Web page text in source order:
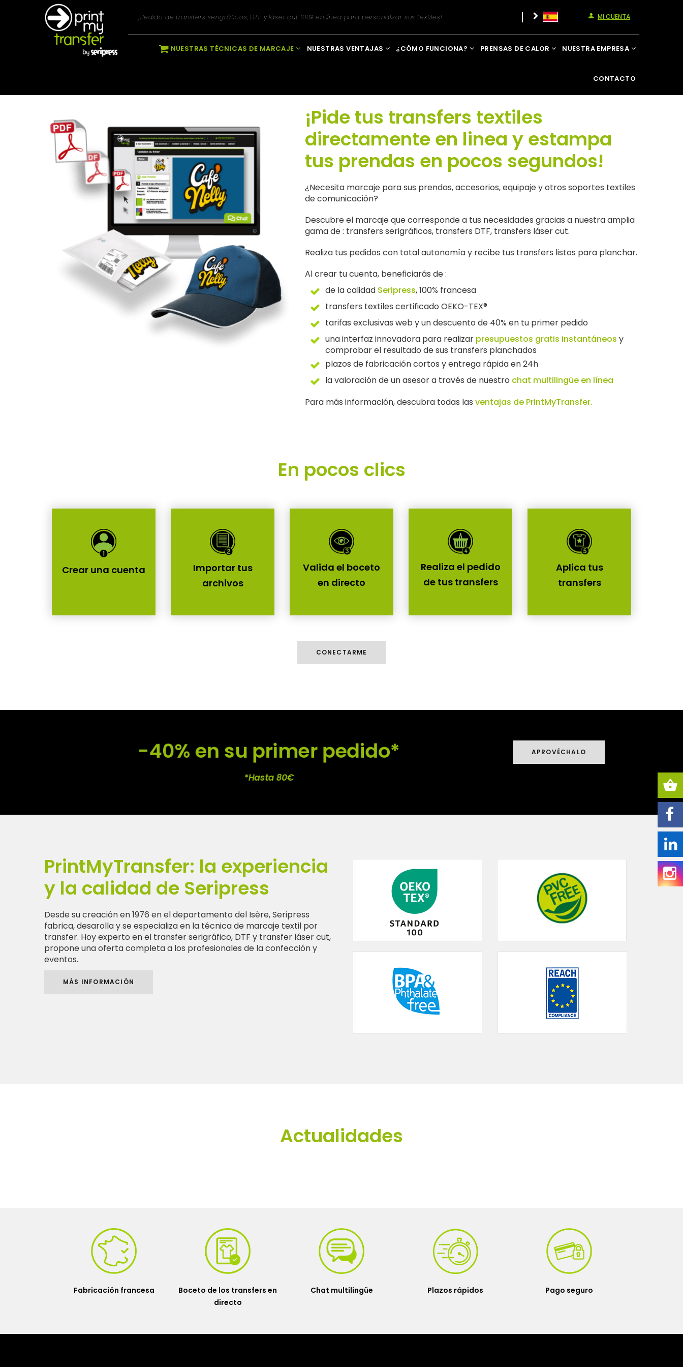
¡Pedido de transfers serigráficos, DTF y láser cut 100% en línea para personalizar sus textiles! MI CUENTA
NUESTRAS TÉCNICAS DE MARCAJE NUESTRAS VENTAJAS ¿CÓMO FUNCIONA? PRENSAS DE CALOR NUESTRA EMPRESA
CONTACTO
¡Pide tus transfers textiles
directamente en linea y estampa
tus prendas en pocos segundos!
¿Necesita marcaje para sus prendas, accesorios, equipaje y otros soportes textiles
de comunicación?
Descubre el marcaje que corresponde a tus necesidades gracias a nuestra amplia
gama de : transfers serigráficos, transfers DTF, transfers láser cut.
Realiza tus pedidos con total autonomía y recibe tus transfers listos para planchar.
Al crear tu cuenta, beneficiarás de :
de la calidad Seripress, 100% francesa
transfers textiles certificado OEKO-TEX®
tarifas exclusivas web y un descuento de 40% en tu primer pedido
una interfaz innovadora para realizar presupuestos gratis instantáneos y
comprobar el resultado de sus transfers planchados
plazos de fabricación cortos y entrega rápida en 24h
la valoración de un asesor a través de nuestro chat multilingüe en línea
Para más información, descubra todas las ventajas de PrintMyTransfer.
En pocos clics
Crear una cuenta
Importar tus
archivos
Valida el boceto
en directo
Realiza el pedido
de tus transfers
Aplica tus
transfers
CONECTARME
-40% en su primer pedido*
*Hasta 80€
APROVÉCHALO
PrintMyTransfer: la experiencia
y la calidad de Seripress
Desde su creación en 1976 en el departamento del Isère, Seripress
fabrica, desarolla y se especializa en la técnica de marcaje textil por
transfer. Hoy experto en el transfer serigráfico, DTF y transfer láser cut,
propone una oferta completa a los profesionales de la confección y
eventos.
MÁS INFORMACIÓN
Actualidades
Fabricación francesa
Boceto de los transfers en
directo
Chat multilingüe Plazos rápidos Pago seguro
Inscripción a la newsletter